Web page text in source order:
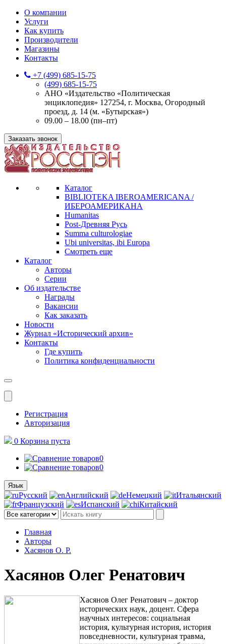
О компании
Услуги
Как купить
Производители
Магазины
Контакты
+7 (499) 685-15-75
(499) 685-15-75
АНО «Издательство «Политическая
энциклопедия» 127254, г. Москва, Огородный
проезд, д. 14 (м. «Бутырская»)
09.00 – 18.00 (пн–пт)
Заказать звонок
Каталог
BIBLIOTEKA IBEROAMERICANA /
ИБЕРОАМЕРИКАНА
Humanitas
Post-Древняя Русь
Summa culturologiae
Ubi universitas, ibi Europa
Смотреть еще
Каталог
Авторы
Серии
Об издательстве
Награды
Вакансии
Как заказать
Новости
Журнал «Исторический архив»‎
Контакты
Где купить
Политика конфиденциальности
Меню
Регистрация
Авторизация
0 Корзина пуста
0
0
Язык
Русский Английский Немецкий
Итальянский
Французский
Испанский Китайский
Главная
Авторы
Хасянов О. Р.
Хасянов Олег Ренатович
Хасянов Олег Ренатович – доктор
исторических наук, доцент. Сфера
научных интересов: социальная
история, культурная история, история
повседневности, культурная травма,